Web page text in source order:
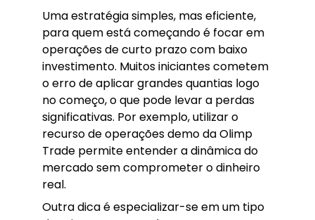
Uma estratégia simples, mas eficiente,
para quem está começando é focar em
operações de curto prazo com baixo
investimento. Muitos iniciantes cometem
o erro de aplicar grandes quantias logo
no começo, o que pode levar a perdas
significativas. Por exemplo, utilizar o
recurso de operações demo da Olimp
Trade permite entender a dinâmica do
mercado sem comprometer o dinheiro
real.
Outra dica é especializar-se em um tipo